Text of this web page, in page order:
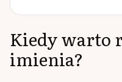
Kiedy warto
imienia?